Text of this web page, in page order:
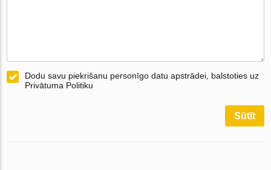
Dodu savu piekrišanu personīgo datu apstrādei, balstoties uz
Privātuma Politiku
Sūtīt